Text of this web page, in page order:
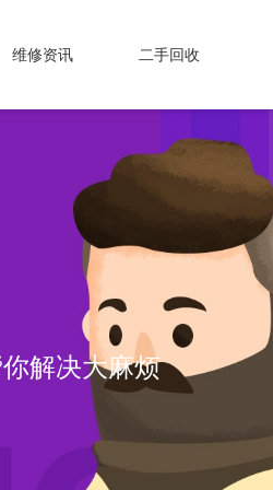
维修资讯 二手回收
们值得信赖！